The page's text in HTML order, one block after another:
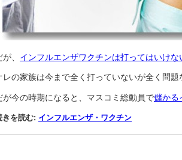
が、 インフルエンザワクチンは打ってはいけな
レの家族は今まで全く打っていないが全く問題
が今の時期になると、マスコミ総動員で儲かる
きを読む: インフルエンザ・ワクチン